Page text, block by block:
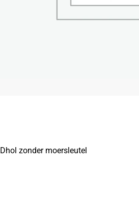
Dhol zonder moersleutel